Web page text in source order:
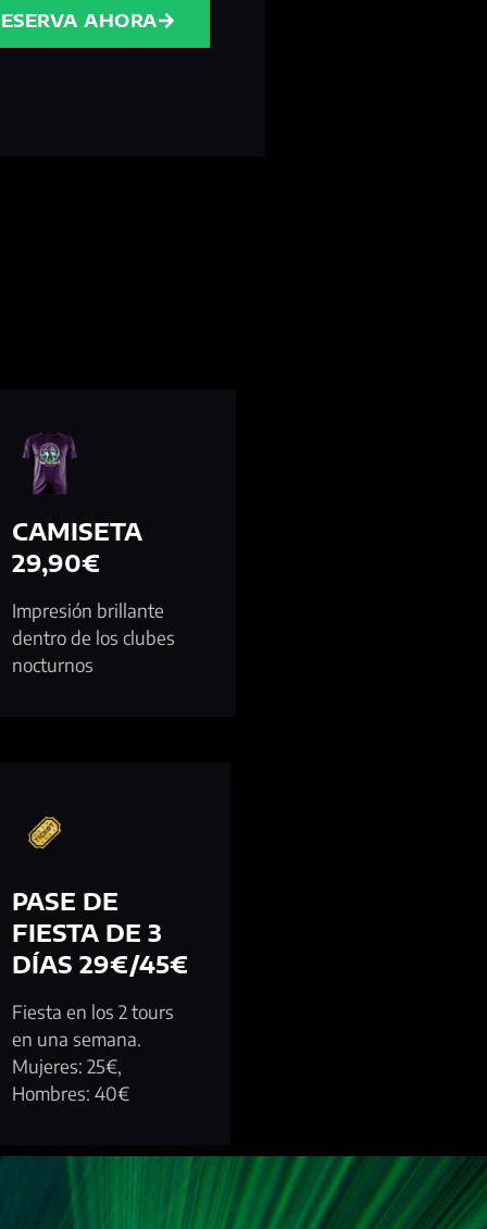
AHORA
CAMISETA
29,90€
Impresión brillante
dentro de los clubes
nocturnos
PASE DE
FIESTA DE 3
DÍAS 29€/45€
Fiesta en los 2 tours
en una semana.
Mujeres: 25€,
Hombres: 40€